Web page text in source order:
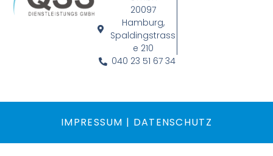
20097
Hamburg,
Spaldingstrass
e 210
040 23 51 67 34
IMPRESSUM | DATENSCHUTZ